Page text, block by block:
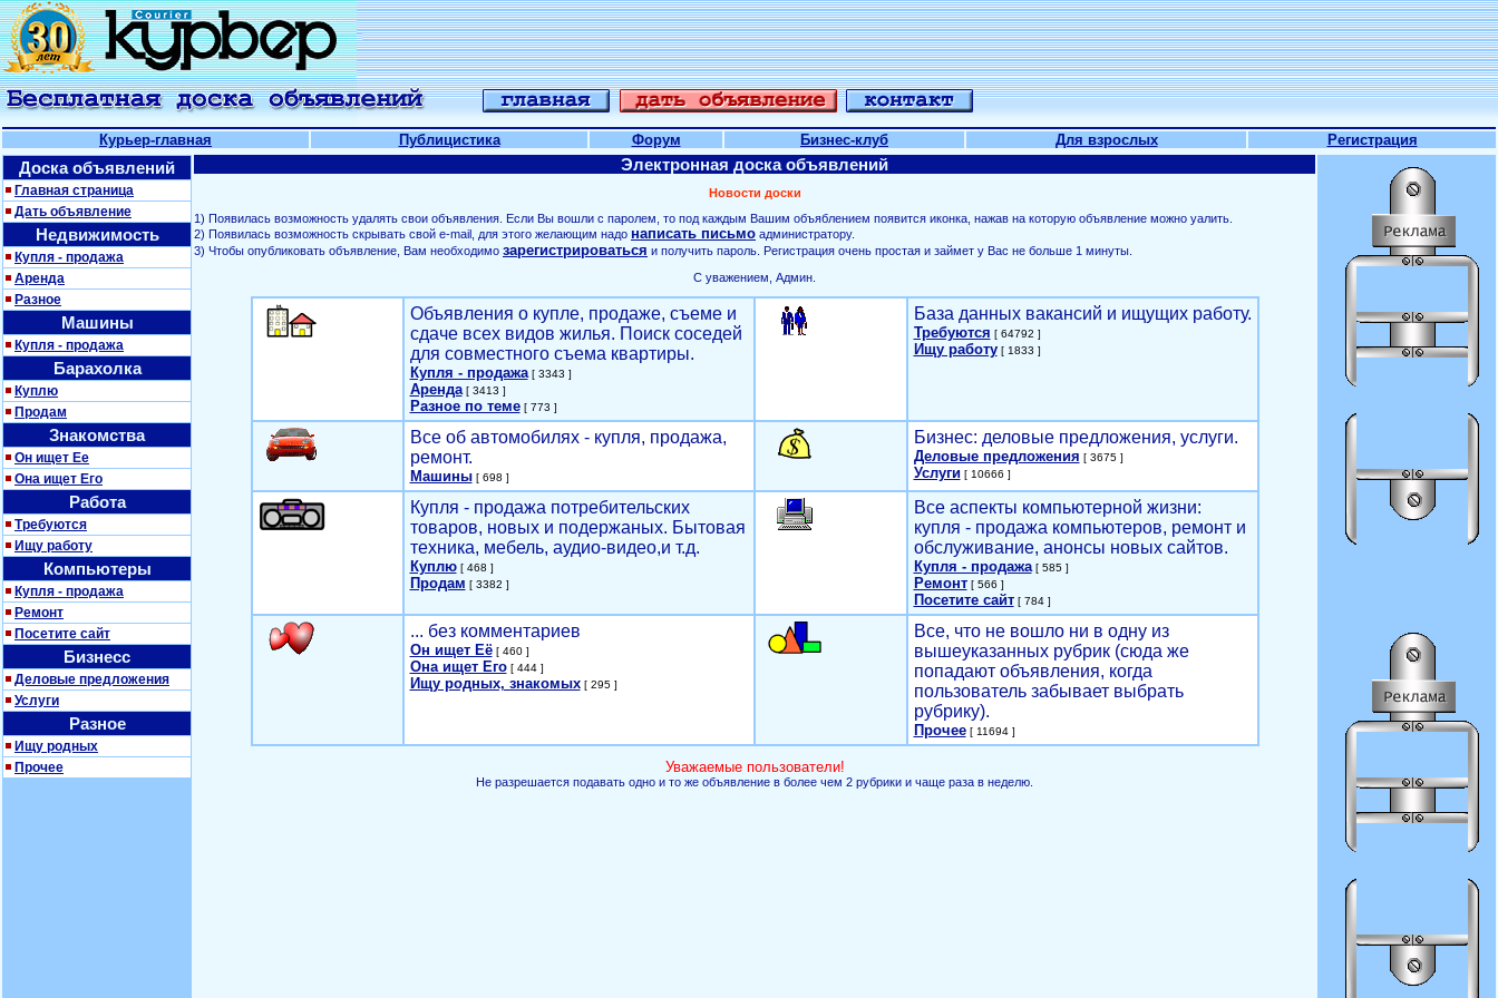
Курьер-главная Публицистика Форум Бизнес-клуб Для взрослых Регистрация
Доска объявлений
Главная страница
Дать объявление
Недвижимость
Купля - продажа
Аренда
Разное
Машины
Купля - продажа
Барахолка
Куплю
Продам
Знакомства
Он ищет Ее
Она ищет Его
Работа
Требуются
Ищу работу
Компьютеры
Купля - продажа
Ремонт
Посетите сайт
Бизнесс
Деловые предложения
Услуги
Разное
Ищу родных
Прочее
Электронная доска объявлений
Новости доски
1) Появилась возможность удалять свои объявления. Если Вы вошли с паролем, то под каждым Вашим объяблением появится иконка, нажав на которую объявление можно уалить.
2) Появилась возможность скрывать свой е-mail, для этого желающим надо написать письмо администратору.
3) Чтобы опубликовать объявление, Вам необходимо зарегистрироваться и получить пароль. Регистрация очень простая и займет у Вас не больше 1 минуты.
С уважением, Админ.
Объявления о купле, продаже, съеме и
сдаче всех видов жилья. Поиск соседей
для совместного съема квартиры.
Купля - продажа[ 3343 ]
Аренда[ 3413 ]
Разное по теме[ 773 ]
База данных вакансий и ищущих работу.
Требуются [ 64792 ]
Ищу работу[ 1833 ]
Все об автомобилях - купля, продажа,
ремонт.
Машины[ 698 ]
Бизнес: деловые предложения, услуги.
Деловые предложения [ 3675 ]
Услуги[ 10666 ]
Купля - продажа потребительских
товаров, новых и подержаных. Бытовая
техника, мебель, аудио-видео,и т.д.
Куплю[ 468 ]
Продам [ 3382 ]
Все аспекты компьютерной жизни:
купля - продажа компьютеров, ремонт и
обслуживание, анонсы новых сайтов.
Купля - продажа[ 585 ]
Ремонт[ 566 ]
Посетите сайт[ 784 ]
... без комментариев
Он ищет Её[ 460 ]
Она ищет Его[ 444 ]
Ищу родных, знакомых[ 295 ]
Все, что не вошло ни в одну из
вышеуказанных рубрик (сюда же
попадают объявления, когда
пользователь забывает выбрать
рубрику).
Прочее[ 11694 ]
Уважаемые пользователи!
Не разрешается подавать одно и то же объявление в более чем 2 рубрики и чаще раза в неделю.